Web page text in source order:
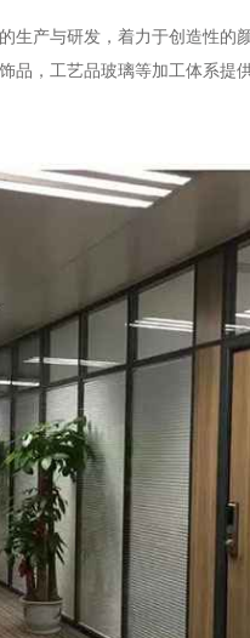
生产与研发，着力于创造性的
品，工艺品玻璃等加工体系提